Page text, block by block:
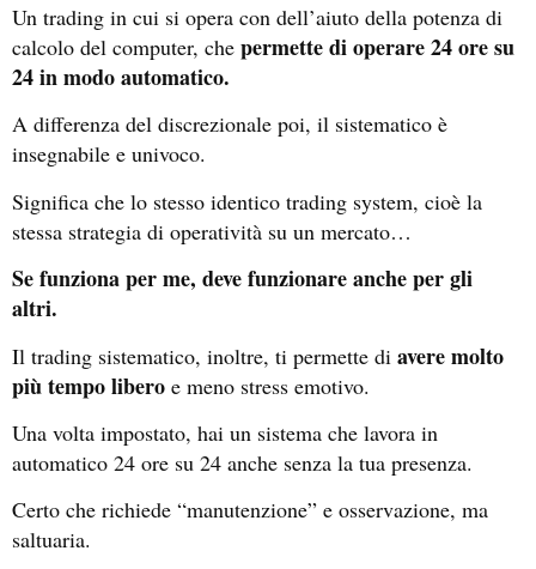
Un trading in cui si opera con dell’aiuto della potenza di
calcolo del computer, che permette di operare 24 ore su
24 in modo automatico.
A differenza del discrezionale poi, il sistematico è
insegnabile e univoco.
Significa che lo stesso identico trading system, cioè la
stessa strategia di operatività su un mercato…
Se funziona per me, deve funzionare anche per gli
altri.
Il trading sistematico, inoltre, ti permette di avere molto
più tempo libero e meno stress emotivo.
Una volta impostato, hai un sistema che lavora in
automatico 24 ore su 24 anche senza la tua presenza.
Certo che richiede “manutenzione” e osservazione, ma
saltuaria.